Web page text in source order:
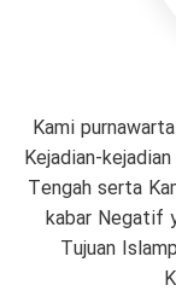
Kami
Kejadian-
Tengah serta
kabar Negatif
Tujuan